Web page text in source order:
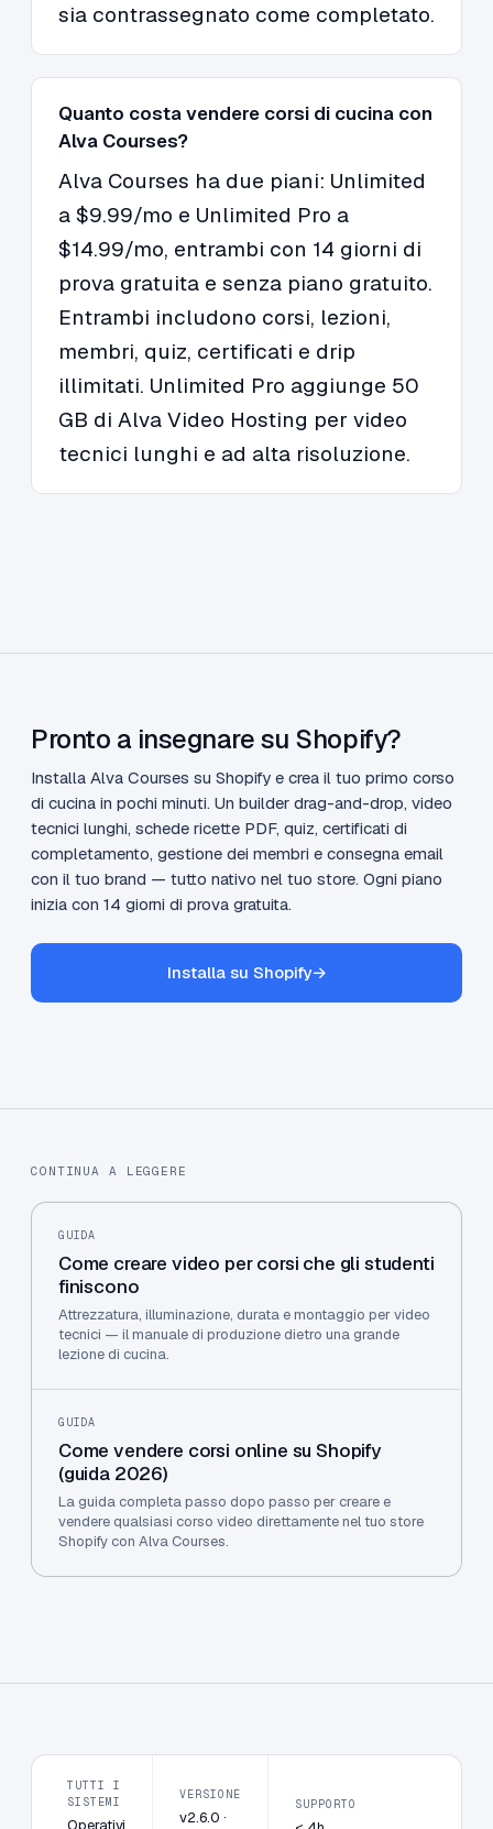
sia contrassegnato come completato.
Quanto costa vendere corsi di cucina con
Alva Courses?
Alva Courses ha due piani: Unlimited
a $9.99/mo e Unlimited Pro a
$14.99/mo, entrambi con 14 giorni di
prova gratuita e senza piano gratuito.
Entrambi includono corsi, lezioni,
membri, quiz, certificati e drip
illimitati. Unlimited Pro aggiunge 50
GB di Alva Video Hosting per video
tecnici lunghi e ad alta risoluzione.
Pronto a insegnare su Shopify?
Installa Alva Courses su Shopify e crea il tuo primo corso
di cucina in pochi minuti. Un builder drag-and-drop, video
tecnici lunghi, schede ricette PDF, quiz, certificati di
completamento, gestione dei membri e consegna email
con il tuo brand — tutto nativo nel tuo store. Ogni piano
inizia con 14 giorni di prova gratuita.
Installa su Shopify→
CONTINUA A LEGGERE
GUIDA
Come creare video per corsi che gli studenti
finiscono
Attrezzatura, illuminazione, durata e montaggio per video
tecnici — il manuale di produzione dietro una grande
lezione di cucina.
GUIDA
Come vendere corsi online su Shopify
(guida 2026)
La guida completa passo dopo passo per creare e
vendere qualsiasi corso video direttamente nel tuo store
Shopify con Alva Courses.
TUTTI I
SISTEMI
VERSIONE
v2.6.0 ·
SUPPORTO